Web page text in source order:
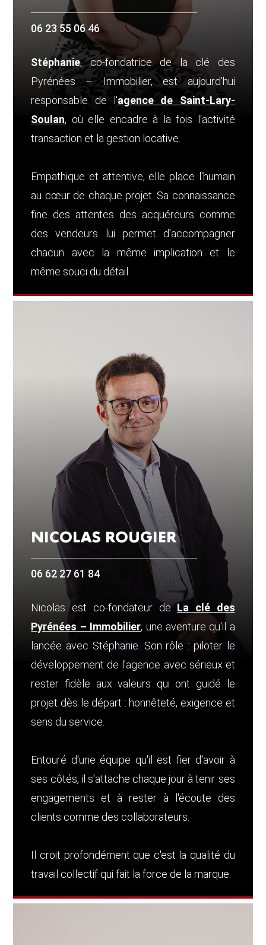
06 23 55 06 46
Stéphanie, co-fondatrice de la clé des
Pyrénées – Immobilier, est aujourd'hui
responsable de l'agence de Saint-Lary-
Soulan, où elle encadre à la fois l'activité
transaction et la gestion locative.
Empathique et attentive, elle place l'humain
au cœur de chaque projet. Sa connaissance
fine des attentes des acquéreurs comme
des vendeurs lui permet d'accompagner
chacun avec la même implication et le
même souci du détail.
NICOLAS ROUGIER
06 62 27 61 84
Nicolas est co-fondateur deLa clé des
Pyrénées – Immobilier, une aventure qu'il a
lancée avec Stéphanie. Son rôle : piloter le
développement de l'agence avec sérieux et
rester fidèle aux valeurs qui ont guidé le
projet dès le départ : honnêteté, exigence et
sens du service.
Entouré d'une équipe qu'il est fier d'avoir à
ses côtés, il s'attache chaque jour à tenir ses
engagements et à rester à l'écoute des
clients comme des collaborateurs.
Il croit profondément que c'est la qualité du
travail collectif qui fait la force de la marque.